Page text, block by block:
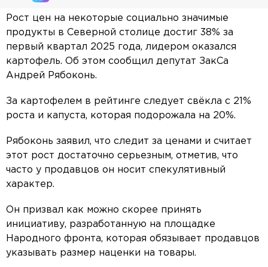
Рост цен на некоторые социально значимые
продукты в Северной столице достиг 38% за
первый квартал 2025 года, лидером оказался
картофель. Об этом сообщил депутат ЗакСа
Андрей Рябоконь.
За картофелем в рейтинге следует свёкла с 21%
роста и капуста, которая подорожала на 20%.
Рябоконь заявил, что следит за ценами и считает
этот рост достаточно серьезным, отметив, что
часто у продавцов он носит спекулятивный
характер.
Он призвал как можно скорее принять
инициативу, разработанную на площадке
Народного фронта, которая обязывает продавцов
указывать размер наценки на товары.